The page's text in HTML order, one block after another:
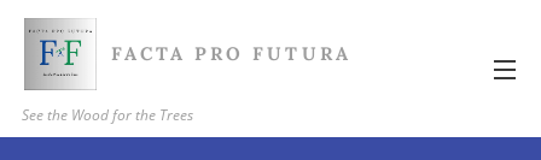
FACTA PRO FUTURA
See the Wood for the Trees